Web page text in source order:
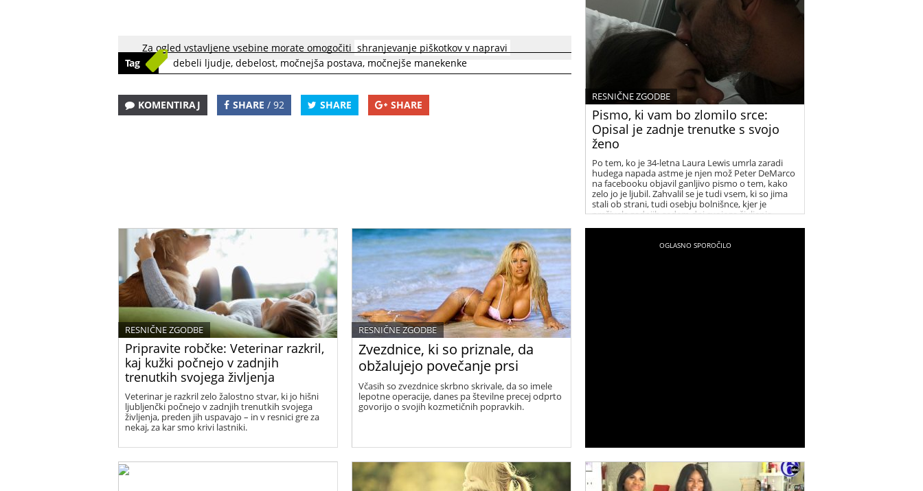
Za ogled vstavljene vsebine morate omogočiti shranjevanje piškotkov v napravi
Tag
debeli ljudje, debelost, močnejša postava, močnejše manekenke
KOMENTIRAJ SHARE / 92 SHARE SHARE
Pismo, ki vam bo zlomilo srce:
Opisal je zadnje trenutke s svojo
ženo
RESNIČNE ZGODBE
Po tem, ko je 34-letna Laura Lewis umrla zaradi
hudega napada astme je njen mož Peter DeMarco
na facebooku objavil ganljivo pismo o tem, kako
zelo jo je ljubil. Zahvalil se je tudi vsem, ki so jima
stali ob strani, tudi osebju bolnišnce, kjer je
preživela zadnjih sedem dni svojega življenja.
Pripravite robčke: Veterinar razkril,
kaj kužki počnejo v zadnjih
trenutkih svojega življenja
RESNIČNE ZGODBE
Veterinar je razkril zelo žalostno stvar, ki jo hišni
ljubljenčki počnejo v zadnjih trenutkih svojega
življenja, preden jih uspavajo – in v resnici gre za
nekaj, za kar smo krivi lastniki.
Zvezdnice, ki so priznale, da
obžalujejo povečanje prsi
RESNIČNE ZGODBE
Včasih so zvezdnice skrbno skrivale, da so imele
lepotne operacije, danes pa številne precej odprto
govorijo o svojih kozmetičnih popravkih.